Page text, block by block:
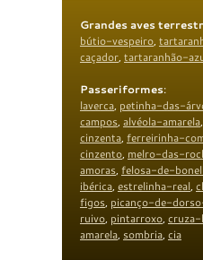
Grandes aves
bútio-vespeiro,
caçador, tartaranhão-
Passeriformes:
laverca, petinha-das-
campos, alvéola-amarela,
cinzenta, ferreirinha-
cinzento, melro-das-
amoras, felosa-de-
ibérica, estrelinha-real,
figos, picanço-de-
ruivo, pintarroxo,
amarela, sombria, cia